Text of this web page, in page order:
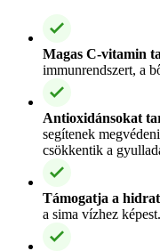
Magas C-vitamin
immunrendszert, a
Antioxidánsokat
segítenek
csökkentik a
Támogatja a
a sima vízhez képest.